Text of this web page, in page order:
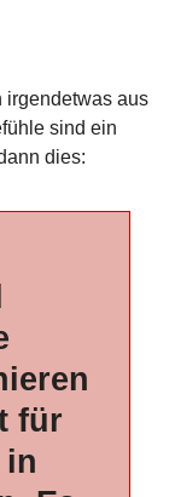
irgendetwas aus
sind ein
dies:
für
in